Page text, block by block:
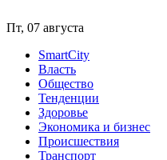
Пт, 07 августа
SmartCity
Власть
Общество
Тенденции
Здоровье
Экономика и бизнес
Происшествия
Транспорт